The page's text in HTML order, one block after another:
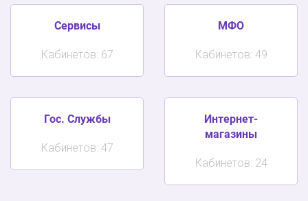
Сервисы
Кабинетов: 67
МФО
Кабинетов: 49
Гос. Службы
Кабинетов: 47
Интернет-
магазины
Кабинетов: 24